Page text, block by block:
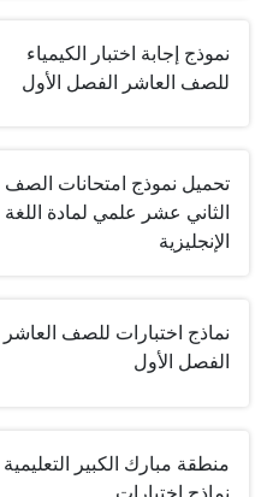
نموذج إجابة اختبار الكيمياء
للصف العاشر الفصل الأول
تحميل نموذج امتحانات الصف
الثاني عشر علمي لمادة اللغة
الإنجليزية
نماذج اختبارات للصف العاشر
الفصل الأول
منطقة مبارك الكبير التعليمية
نماذج اختبارات